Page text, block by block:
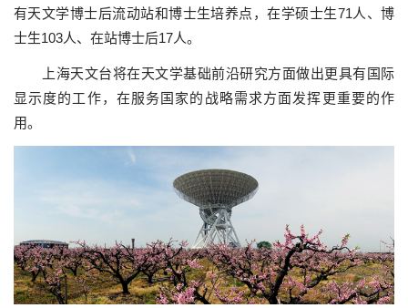
有天文学博士后流动站和博士生培养点，在学硕士生71人、博
士生103人、在站博士后17人。
上海天文台将在天文学基础前沿研究方面做出更具有国 际
显 示度的工作，在服务国家的 战略需求方面发挥更重要的作
用。